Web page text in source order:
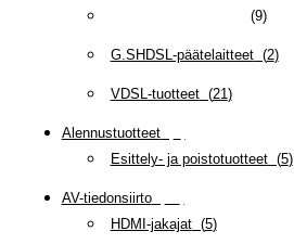
(9)
G.SHDSL-päätelaitteet(2)
VDSL-tuotteet(21)
Alennustuotteet(
Esittely- ja poistotuotteet(5)
AV-tiedonsiirto(
HDMI-jakajat(5)